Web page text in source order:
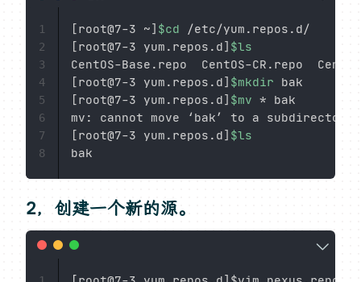
[root@7-3 ~] $cd
[root@7-3 yum.repos.d] $ls
[root@7-3 yum.repos.d] $mkdir
[root@7-3 yum.repos.d] $mv * bak
[root@7-3 yum.repos.d] $ls
1
2
3
4
5
6
7
8
2，创建一个新的源。